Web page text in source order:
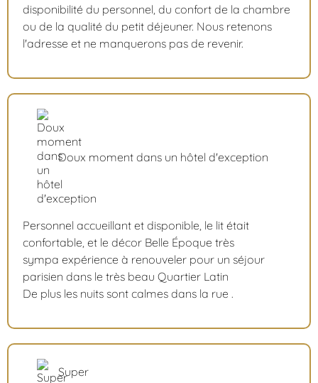
disponibilité du personnel, du confort de la chambre
ou de la qualité du petit déjeuner. Nous retenons
l'adresse et ne manquerons pas de revenir.
Doux moment dans un hôtel d'exception
Personnel accueillant et disponible, le lit était
confortable, et le décor Belle Époque très
sympa expérience à renouveler pour un séjour
parisien dans le très beau Quartier Latin
De plus les nuits sont calmes dans la rue .
Super